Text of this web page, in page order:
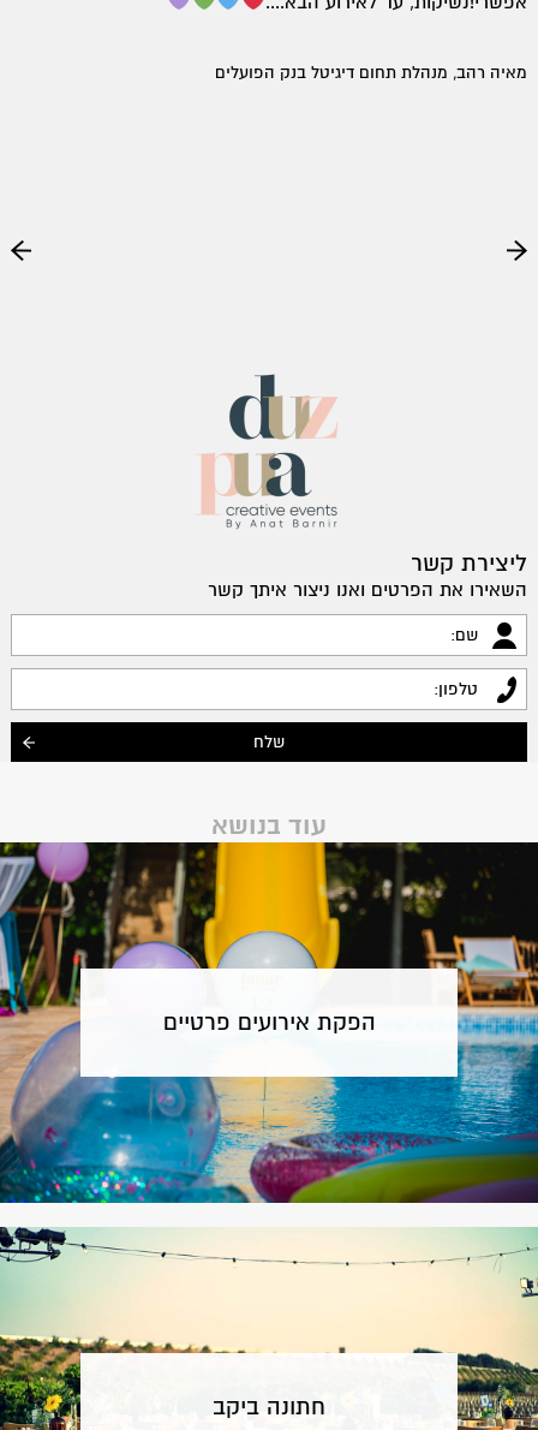
מאיה רהב, מנהלת תחום דיגיטל בנק הפועלים
ליצירת קשר
השאירו את הפרטים ואנו ניצור איתך קשר
עוד בנושא
הפקת אירועים פרטיים
חתונה ביקב